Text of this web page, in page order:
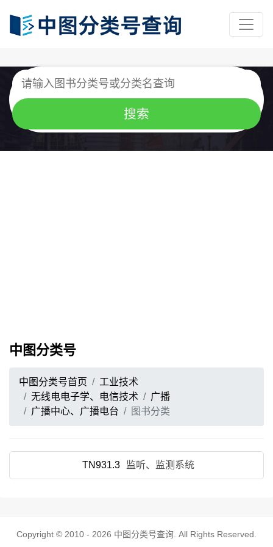
中图分类号
中图分类号首页
工业技术
无线电电子学、电信技术
广播
广播中心、广播电台
图书分类
TN931.3 监听、监测系统
Copyright © 2010 - 2026 中图分类号查询 . All Rights Reserved.